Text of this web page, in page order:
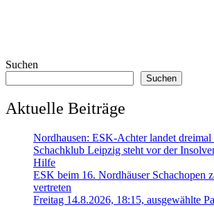
Suchen
Suchen
Aktuelle Beiträge
Nordhausen: ESK-Achter landet dreimal
Schachklub Leipzig steht vor der
Hilfe
ESK beim 16. Nordhäuser Schachopen
vertreten
Freitag 14.8.2026, 18:15, ausgewählte